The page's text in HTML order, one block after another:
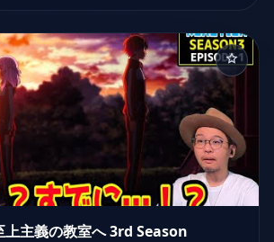
上主義の教室へ 3rd Season